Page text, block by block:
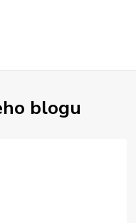
blogu